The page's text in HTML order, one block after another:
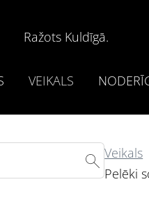
Ražots Kuldīgā.
VEIKALS
Veikals
Pelēki